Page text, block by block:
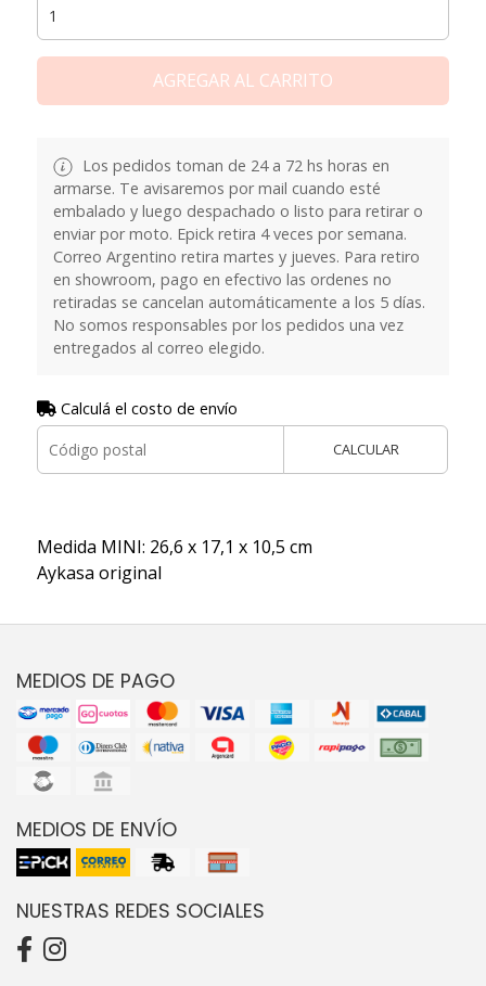
AGREGAR AL CARRITO
Los pedidos toman de 24 a 72 hs horas en
armarse. Te avisaremos por mail cuando esté
embalado y luego despachado o listo para retirar o
enviar por moto. Epick retira 4 veces por semana.
Correo Argentino retira martes y jueves. Para retiro
en showroom, pago en efectivo las ordenes no
retiradas se cancelan automáticamente a los 5 días.
No somos responsables por los pedidos una vez
entregados al correo elegido.
Calculá el costo de envío
CALCULAR
Medida MINI: 26,6 x 17,1 x 10,5 cm
Aykasa original
MEDIOS DE PAGO
MEDIOS DE ENVÍO
NUESTRAS REDES SOCIALES